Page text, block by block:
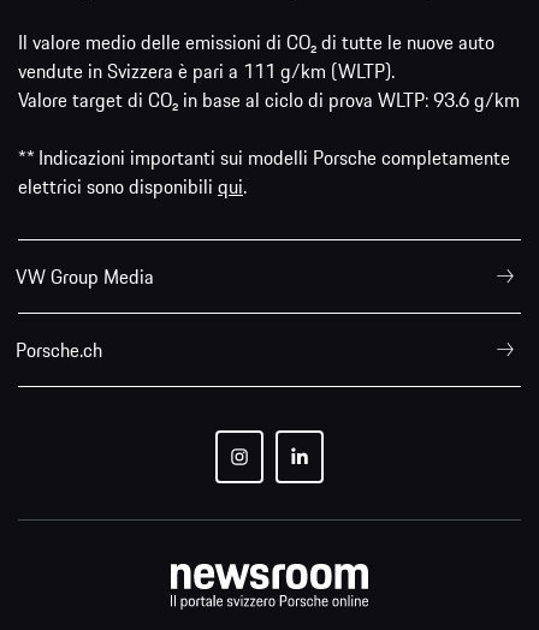
Il valore medio delle emissioni di CO₂ di tutte le nuove auto
vendute in Svizzera è pari a 111 g/km (WLTP).
Valore target di CO₂ in base al ciclo di prova WLTP: 93.6 g/km
** Indicazioni importanti sui modelli Porsche completamente
elettrici sono disponibili qui.
VW Group Media
Porsche.ch